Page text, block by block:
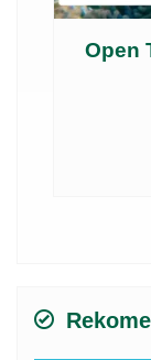
Open